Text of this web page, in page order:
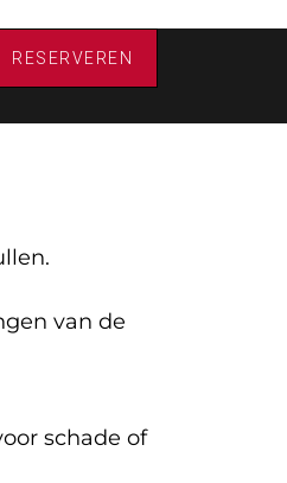
RESERVEREN
van de
schade of